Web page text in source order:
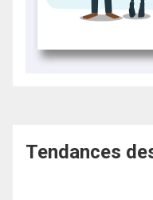
Tendances